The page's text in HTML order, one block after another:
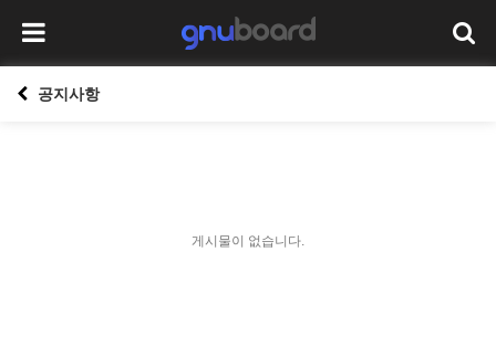
공지사항
게시물이 없습니다.